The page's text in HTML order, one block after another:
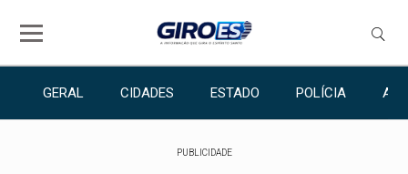
GERAL CIDADES ESTADO POLÍCIA
PUBLICIDADE